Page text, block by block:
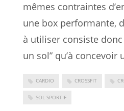
mêmes contraintes
une box performante,
à utiliser consiste
un sol” qu’à concevoir
CARDIO CROSSFIT
SOL SPORTIF